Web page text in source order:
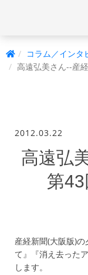
コラム／インタ
高遠弘美さん--産
2012.03.22
高遠弘
第
産経新聞(大阪版)
て』『消え去った
します。